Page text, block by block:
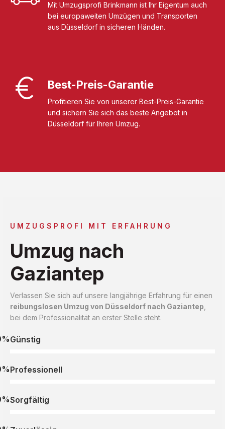
Mit Umzugsprofi Brinkmann ist Ihr Eigentum auch
bei europaweiten Umzügen und Transporten
aus Düsseldorf in sicheren Händen.
Best-Preis-Garantie
Profitieren Sie von unserer Best-Preis-Garantie
und sichern Sie sich das beste Angebot in
Düsseldorf für Ihren Umzug.
UMZUGSPROFI MIT ERFAHRUNG
Umzug nach
Gaziantep
Verlassen Sie sich auf unsere langjährige Erfahrung für einen
reibungslosen Umzug von Düsseldorf nach Gaziantep
bei dem Professionalität an erster Stelle steht.
Günstig
Professionell
Sorgfältig